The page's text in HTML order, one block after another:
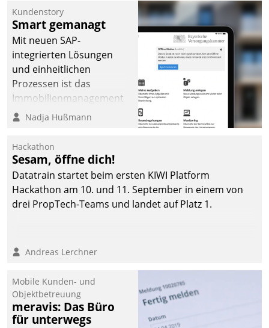
Kundenstory
Smart gemanagt
Mit neuen SAP-
integrierten Lösungen
und einheitlichen
Prozessen ist das
Immobilienmanagement
der Bayerischen
Ressort Kapitalanlage für
künftige Aufgaben und
Herausforderungen
gerüstet.
Nadja Hußmann
Hackathon
Sesam, öffne dich!
Datatrain startet beim ersten KIWI Platform
Hackathon am 10. und 11. September in einem von
drei PropTech-Teams und landet auf Platz 1.
Andreas Lerchner
Mobile Kunden- und
Objektbetreuung
meravis: Das Büro
für unterwegs